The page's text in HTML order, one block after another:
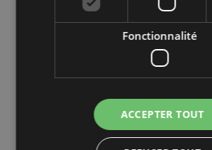
bouquet
mélangé, avec
Rouge
Fonctionnalité
ACCEPTER TOUT